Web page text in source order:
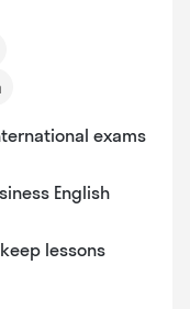
exams
English
lessons